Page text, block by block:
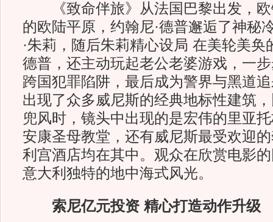
《致命伴旅》从法国巴黎出发，欧
的欧陆平原，约翰尼·德普邂逅了神秘
·朱莉，随后朱莉精心设局 在美轮美奂
德普，还主动玩起老公老婆游戏，一
跨国犯罪陷阱，最后成为警界与黑道
出现了众多威尼斯的经典地标性建筑
兜风时，镜头中出现的是宏伟的里亚
安康圣母教堂，还有威尼斯最受欢迎
利宫酒店均在其中。观众在欣赏电影
意大利独特的地中海式风光。
索尼亿元投资 精心打造动作升级